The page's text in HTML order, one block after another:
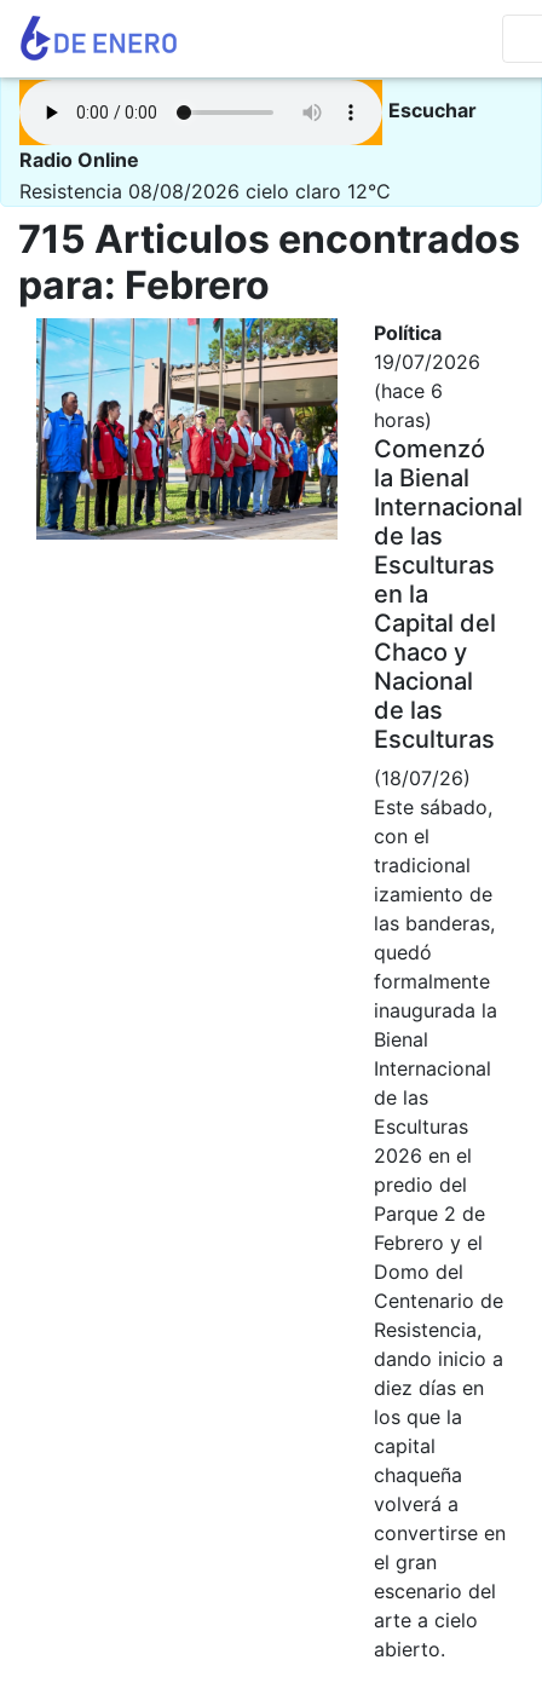
Escuchar
Radio Online
Resistencia 08/08/2026 cielo claro 12°C
715 Articulos encontrados
para: Febrero
Política
19/07/2026
(hace 6
horas)
Comenzó
la Bienal
Internacional
de las
Esculturas
en la
Capital del
Chaco y
Nacional
de las
Esculturas
(18/07/26)
Este sábado,
con el
tradicional
izamiento de
las banderas,
quedó
formalmente
inaugurada la
Bienal
Internacional
de las
Esculturas
2026 en el
predio del
Parque 2 de
Febrero y el
Domo del
Centenario de
Resistencia,
dando inicio a
diez días en
los que la
capital
chaqueña
volverá a
convertirse en
el gran
escenario del
arte a cielo
abierto.